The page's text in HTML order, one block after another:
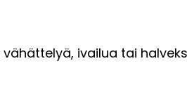
ivailua tai